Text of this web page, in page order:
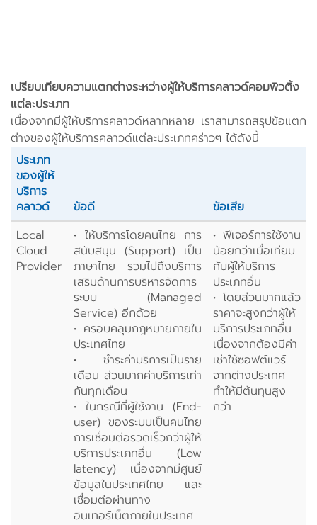
เปรียบเทียบความแตกต่างระหว่างผู้ให้บริการคลาวด์คอมพิวติ้ง
แต่ละประเภท
เนื่องจากมีผู้ให้บริการคลาวด์หลากหลาย เราสามารถสรุปข้อแตก
ต่างของผู้ให้บริการคลาวด์แต่ละประเภทคร่าวๆ ได้ดังนี้
ประเภท
ของผู้ให้
บริการ
คลาวด์
ข้อดี
ข้อเสีย
Local
Cloud
Provider
• ให้บริการโดยคนไทย การ
สนับสนุน (Support) เป็น
ภาษาไทย รวมไปถึงบริการ
เสริมด้านการบริหารจัดการ
ระบบ (Managed
Service) อีกด้วย
• ครอบคลุมกฎหมายภายใน
ประเทศไทย
• ชำระค่าบริการเป็นราย
เดือน ส่วนมากค่าบริการเท่า
กันทุกเดือน
• ในกรณีที่ผู้ใช้งาน (End-
user) ของระบบเป็นคนไทย
การเชื่อมต่อรวดเร็วกว่าผู้ให้
บริการประเภทอื่น (Low
latency) เนื่องจากมีศูนย์
ข้อมูลในประเทศไทย และ
เชื่อมต่อผ่านทาง
อินเทอร์เน็ตภายในประเทศ
• ฟีเจอร์การใช้งาน
น้อยกว่าเมื่อเทียบ
กับผู้ให้บริการ
ประเภทอื่น
• โดยส่วนมากแล้ว
ราคาจะสูงกว่าผู้ให้
บริการประเภทอื่น
เนื่องจากต้องมีค่า
เช่าใช้ซอฟต์แวร์
จากต่างประเทศ
ทำให้มีต้นทุนสูง
กว่า